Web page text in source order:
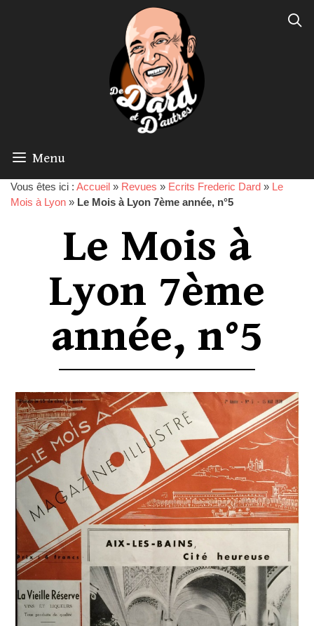
Menu
Vous êtes ici : Accueil » Revues » Ecrits Frederic Dard » Le
Mois à Lyon » Le Mois à Lyon 7ème année, n°5
Le Mois à
Lyon 7ème
année, n°5